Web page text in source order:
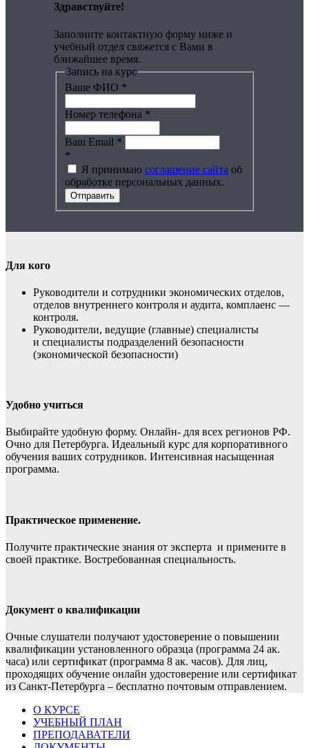
Здравствуйте!
Заполните контактную форму ниже и
учебный отдел свяжется с Вами в
ближайшее время.
Запись на курс
Ваше ФИО *
Номер телефона *
Ваш Email *
*
Я принимаю соглашение сайта об
обработке персональных данных.
Отправить
Для кого
Руководители и сотрудники экономических отделов,
отделов внутреннего контроля и аудита, комплаенс —
контроля.
Руководители, ведущие (главные) специалисты
и специалисты подразделений безопасности
(экономической безопасности)
Удобно учиться
Выбирайте удобную форму. Онлайн- для всех регионов РФ.
Очно для Петербурга. Идеальный курс для корпоративного
обучения ваших сотрудников. Интенсивная насыщенная
программа.
Практическое применение.
Получите практические знания от эксперта и примените в
своей практике. Востребованная специальность.
Документ о квалификации
Очные слушатели получают удостоверение о повышении
квалификации установленного образца (программа 24 ак.
часа) или сертификат (программа 8 ак. часов). Для лиц,
проходящих обучение онлайн удостоверение или сертификат
из Санкт-Петербурга – бесплатно почтовым отправлением.
О КУРСЕ
УЧЕБНЫЙ ПЛАН
ПРЕПОДАВАТЕЛИ